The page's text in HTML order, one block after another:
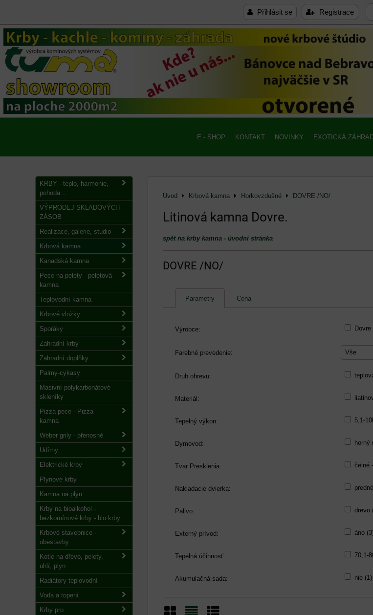
Přihlásit se Registrace
E - SHOP KONTAKT NOVINKY EXOTICKÁ
Úvod Krbová kamna Horkovzdušné DOVRE /NO/
Litinová kamna Dovre.
spět na krby kamna - úvodní stránka
DOVRE /NO/
Parametry Cena
Výrobce: Dovre
Farebné prevedenie: Vše
Druh ohrevu:
Materiál:
Tepelný výkon: 5,1-
Dymovod: horný
Tvar Presklenia: čelné
Nakladacie dvierka:
Palivo: drevo
Externý prívod: áno
Tepelná účinnosť: 70,1-
Akumulačná sada: nie (1)
KRBY - teplo, harmonie,
pohoda...
VÝPRODEJ SKLADOVÝCH
ZÁSOB
Realizace, galerie, studio
Krbová kamna
Kanadská kamna
Pece na pelety - peletová
kamna
Teplovodní kamna
Krbové vložky
Sporáky
Zahradní krby
Zahradní doplňky
Palmy-cykasy
Masivní polykarbonátové
skleníky
Pizza pece - Pizza
kamna
Weber grily - přenosné
Udírny
Elektrické krby
Plynové krby
Kamna na plyn
Krby na bioalkohol -
bezkomínové krby - bio krby
Krbové stavebnice -
obestavby
Kotle na dřevo, pelety,
uhlí, plyn
Radiátory teplovodní
Voda a topení
Krby pro